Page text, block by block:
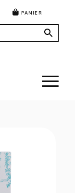
PANIER